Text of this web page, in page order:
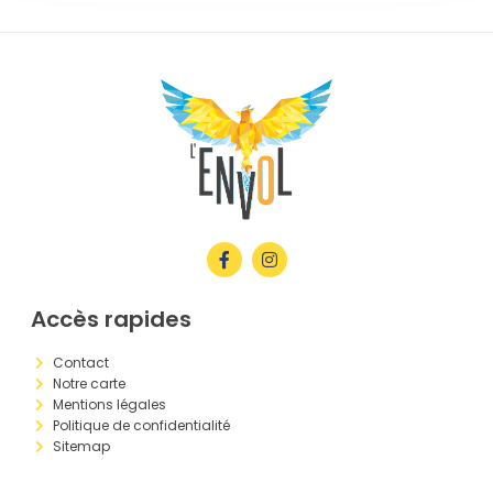
Accès rapides
Contact
Notre carte
Mentions légales
Politique de confidentialité
Sitemap